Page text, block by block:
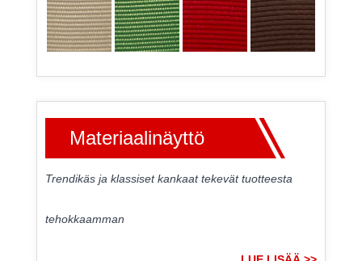
Materiaalinäyttö
Trendikäs ja klassiset kankaat tekevät tuotteesta
tehokkaamman